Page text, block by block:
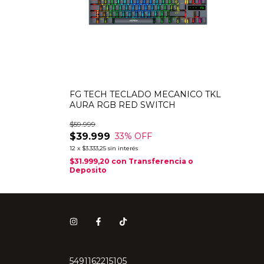
FG TECH TECLADO MECANICO TKL
AURA RGB RED SWITCH
$39.999
$59.999
33% OFF
12 x $3.333,25 sin interés
$31.999,20 con Transferencia o
Deposito
5491162215105